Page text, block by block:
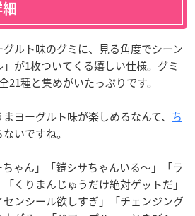
ルト味のグミに、見る角度でシーン
が1枚ついてくる嬉しい仕様。グミ
21種と集めがいたっぷりです。
ヨーグルト味が楽しめるなんて、 ち
いですね。
ゃん」「鎧シサちゃんいる〜」「ラ
くりまんじゅうだけ絶対ゲットだ」
センシール欲しすぎ」「チェンジング